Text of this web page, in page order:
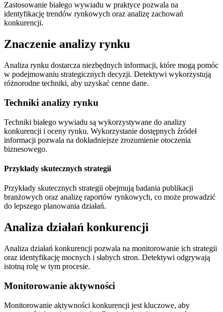
Zastosowanie białego wywiadu w praktyce pozwala na
identyfikację trendów rynkowych oraz analizę zachowań
konkurencji.
Znaczenie analizy rynku
Analiza rynku dostarcza niezbędnych informacji, które mogą pomóc
w podejmowaniu strategicznych decyzji. Detektywi wykorzystują
różnorodne techniki, aby uzyskać cenne dane.
Techniki analizy rynku
Techniki białego wywiadu są wykorzystywane do analizy
konkurencji i oceny rynku. Wykorzystanie dostępnych źródeł
informacji pozwala na dokładniejsze zrozumienie otoczenia
biznesowego.
Przykłady skutecznych strategii
Przykłady skutecznych strategii obejmują badania publikacji
branżowych oraz analizę raportów rynkowych, co może prowadzić
do lepszego planowania działań.
Analiza działań konkurencji
Analiza działań konkurencji pozwala na monitorowanie ich strategii
oraz identyfikację mocnych i słabych stron. Detektywi odgrywają
istotną rolę w tym procesie.
Monitorowanie aktywności
Monitorowanie aktywności konkurencji jest kluczowe, aby